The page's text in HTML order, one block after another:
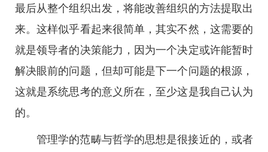
最后从整个组织出发，将能改善组织的方法提取出
来。这样似乎看起来很简单，其实不然，这需要的
就是领导者的决策能力，因为一个决定或许能暂时
解决眼前的问题，但却可能是下一个问题的根源，
这就是系统思考的意义所在，至少这是我自己认为
的。
管理学的范畴与哲学的思想是很接近的，或者